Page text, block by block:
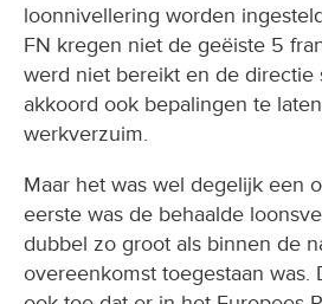
loonnivellering worden
FN kregen niet de geëiste 5
werd niet bereikt en de directie
akkoord ook bepalingen te
werkverzuim.
Maar het was wel degelijk een
eerste was de behaalde
dubbel zo groot als binnen de
overeenkomst toegestaan was.